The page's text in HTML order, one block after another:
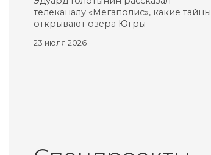
телеканалу «Мегаполис», какие тайны
открывают озера Югры
23 июля 2026